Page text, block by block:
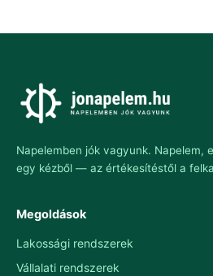
Napelemben jók vagyunk. Napelem,
egy kézből — az értékesítéstől a
Megoldások
Lakossági rendszerek
Vállalati rendszerek